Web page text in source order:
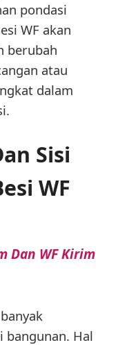
pondasi
WF akan
berubah
atau
dalam
Sisi
WF
Dan WF Kirim
bangunan. Hal